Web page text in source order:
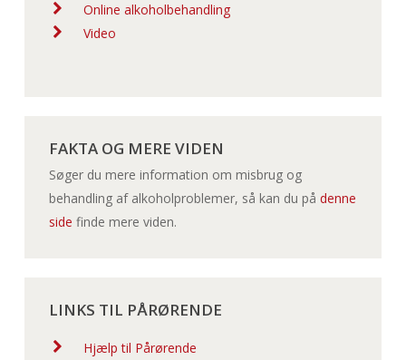
Online alkoholbehandling
Video
FAKTA OG MERE VIDEN
Søger du mere information om misbrug og
behandling af alkoholproblemer, så kan du på denne
side finde mere viden.
LINKS TIL PÅRØRENDE
Hjælp til Pårørende